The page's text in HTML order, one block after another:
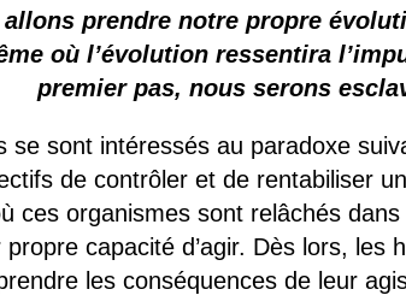
Il y a semence…. et semence
Quels sont les avantages et les
prendre notre propre
où l’évolution ressentira
premier pas, nous serons
se sont intéressés au paradoxe
de contrôler et de rentabiliser
ces organismes sont relâchés
capacité d’agir. Dès lors,
les conséquences de leur